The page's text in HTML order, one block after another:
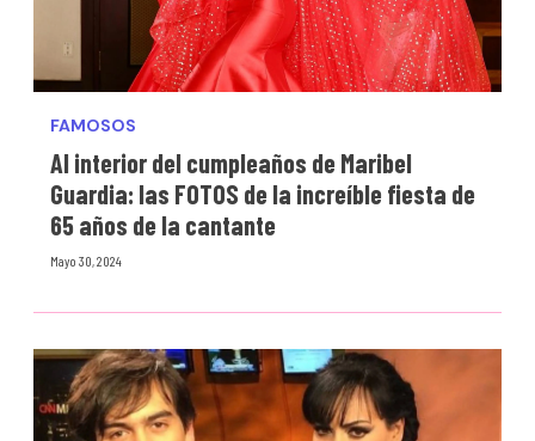
FAMOSOS
Al interior del cumpleaños de Maribel
Guardia: las FOTOS de la increíble fiesta de
65 años de la cantante
Mayo 30, 2024